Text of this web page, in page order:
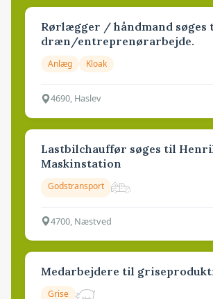
Rørlægger / håndmand søges
dræn/entreprenørarbejde.
Anlæg Kloak
4690, Haslev
Lastbilchauffør søges til
Maskinstation
Godstransport
4700, Næstved
Medarbejdere til
Grise